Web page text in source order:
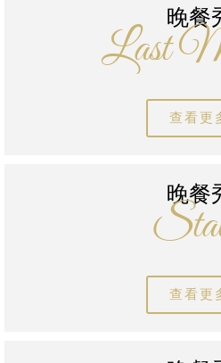
晚餐
Last
查看更
晚餐
查看更